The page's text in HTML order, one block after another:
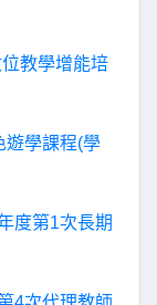
教學增能培
遊學課程(學
度第1次長期